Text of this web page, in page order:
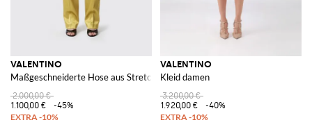
VALENTINO
Maßgeschneiderte Hose aus Stretch-Seide
2.000,00 €
1.100,00 €
-45%
VALENTINO
Kleid damen
3.200,00 €
1.920,00 €
-40%